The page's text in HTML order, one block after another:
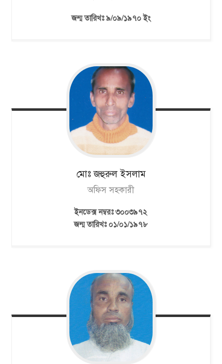
জন্ম তারিখঃ ৯/০৯/১৯৭০ ইং
মোঃ জহুরুলইসলাম
অফিস সহকারী
ইনডেক্স নম্বরঃ ৩০০৩৯৭২
জন্ম তারিখঃ ০১/০১/১৯৭৮